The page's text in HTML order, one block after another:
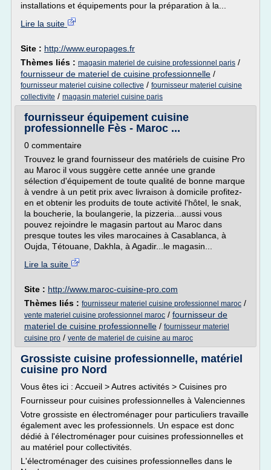
installations et équipements pour la préparation à la...
Lire la suite
Site : http://www.europages.fr
Thèmes liés : magasin materiel de cuisine professionnel paris /
fournisseur de materiel de cuisine professionnelle /
fournisseur materiel cuisine collective / fournisseur materiel cuisine
collectivite / magasin materiel cuisine paris
fournisseur équipement cuisine
professionnelle Fès - Maroc ...
0 commentaire
Trouvez le grand fournisseur des matériels de cuisine Pro
au Maroc il vous suggère cette année une grande
sélection d'équipement de toute qualité de bonne marque
à vendre à un petit prix avec livraison à domicile profitez-
en et obtenir les produits de toute activité l'hôtel, le snak,
la boucherie, la boulangerie, la pizzeria...aussi vous
pouvez rejoindre le magasin partout au Maroc dans
presque toutes les viles marocaines à Casablanca, à
Oujda, Tétouane, Dakhla, à Agadir...le magasin...
Lire la suite
Site : http://www.maroc-cuisine-pro.com
Thèmes liés : fournisseur materiel cuisine professionnel maroc /
vente materiel cuisine professionnel maroc / fournisseur de
materiel de cuisine professionnelle / fournisseur materiel
cuisine pro / vente de materiel de cuisine au maroc
Grossiste cuisine professionnelle, matériel
cuisine pro Nord
Vous êtes ici : Accueil > Autres activités > Cuisines pro
Fournisseur pour cuisines professionnelles à Valenciennes
Votre grossiste en électroménager pour particuliers travaille
également avec les professionnels. Un espace est donc
dédié à l'électroménager pour cuisines professionnelles et
au matériel pour collectivités.
L'électroménager des cuisines professionnelles dans le